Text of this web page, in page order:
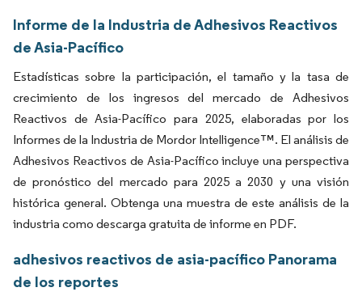
Informe de la Industria de Adhesivos Reactivos
de Asia-Pacífico
Estadísticas sobre la participación, el tamaño y la tasa de
crecimiento de los ingresos del mercado de Adhesivos
Reactivos de Asia-Pacífico para 2025, elaboradas por los
Informes de la Industria de Mordor Intelligence™. El análisis de
Adhesivos Reactivos de Asia-Pacífico incluye una perspectiva
de pronóstico del mercado para 2025 a 2030 y una visión
histórica general. Obtenga una muestra de este análisis de la
industria como descarga gratuita de informe en PDF.
adhesivos reactivos de asia-pacífico Panorama
de los reportes